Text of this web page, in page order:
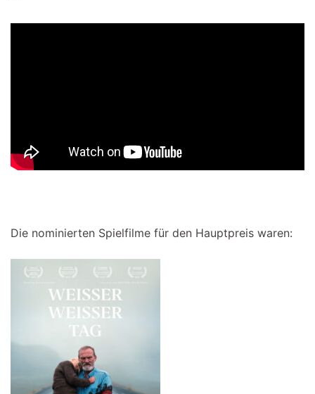
Die nominierten Spielfilme für den Hauptpreis waren: